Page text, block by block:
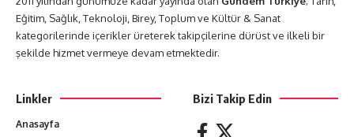
Eğitim, Sağlık, Teknoloji, Birey, Toplum ve Kültür & Sanat
kategorilerinde içerikler üreterek takipçilerine dürüst ve ilkeli bir
şekilde hizmet vermeye devam etmektedir.
Linkler
Anasayfa
Bizi Takip Edin